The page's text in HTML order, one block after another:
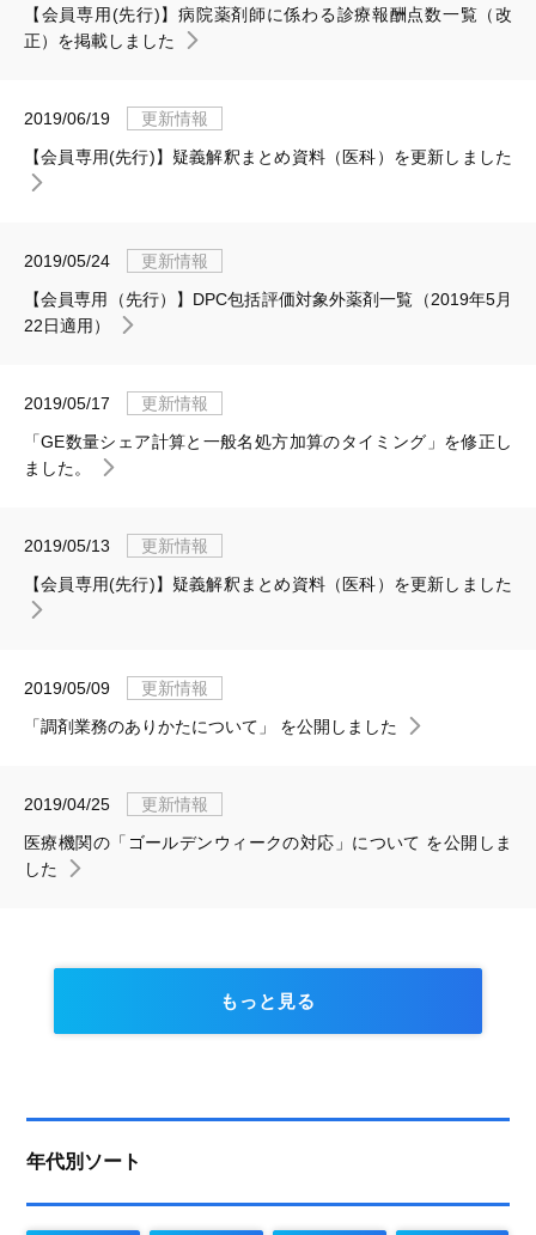
【会員専用(先行)】病院薬剤師に係わる診療報酬点数一覧（改
正）を掲載しました
2019/06/19
更新情報
【会員専用(先行)】疑義解釈まとめ資料（医科）を更新しました
2019/05/24
更新情報
【会員専用（先行）】DPC包括評価対象外薬剤一覧（2019年5月
22日適用）
2019/05/17
更新情報
「GE数量シェア計算と一般名処方加算のタイミング」を修正し
ました。
2019/05/13
更新情報
【会員専用(先行)】疑義解釈まとめ資料（医科）を更新しました
2019/05/09
更新情報
「調剤業務のありかたについて」 を公開しました
2019/04/25
更新情報
医療機関の「ゴールデンウィークの対応」について を公開しま
した
もっと見る
年代別ソート